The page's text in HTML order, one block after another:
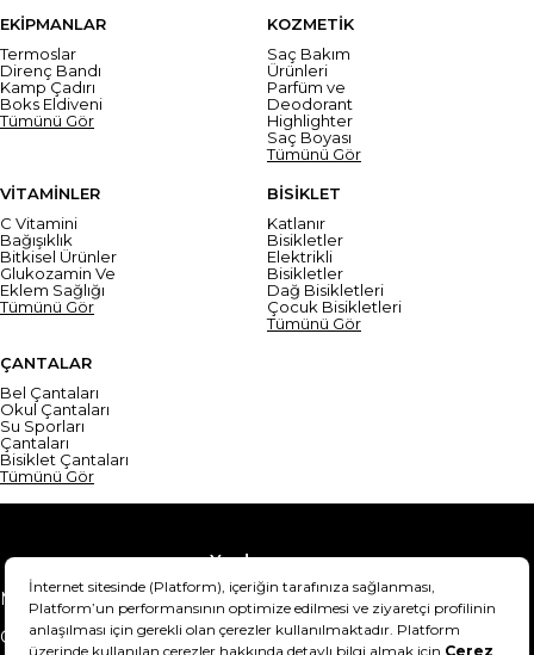
EKİPMANLAR
Termoslar
Direnç Bandı
Kamp Çadırı
Boks Eldiveni
Tümünü Gör
KOZMETİK
Saç Bakım
Ürünleri
Parfüm ve
Deodorant
Highlighter
Saç Boyası
Tümünü Gör
VİTAMİNLER
C Vitamini
Bağışıklık
Bitkisel Ürünler
Glukozamin Ve
Eklem Sağlığı
Tümünü Gör
BİSİKLET
Katlanır
Bisikletler
Elektrikli
Bisikletler
Dağ Bisikletleri
Çocuk Bisikletleri
Tümünü Gör
ÇANTALAR
Bel Çantaları
Okul Çantaları
Su Sporları
Çantaları
Bisiklet Çantaları
Tümünü Gör
Yardım
Mesafeli Satış Sözleşmesi
Teslimat Bilgisi
Gizlilik Sözleşmesi
Şartlar & Koşullar